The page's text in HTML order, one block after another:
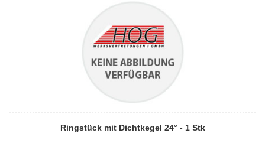
Ringstück mit Dichtkegel 24° - 1 Stk